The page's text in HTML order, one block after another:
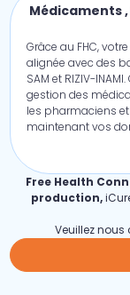
Médicaments,
Grâce au FHC,
alignée avec des
SAM et RIZIV-
gestion des
les pharmaciens
maintenant vos
Free Health
production,
Veuillez